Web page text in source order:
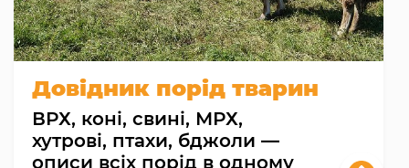
Довідник порід тварин
ВРХ, коні, свині, МРХ,
хутрові, птахи, бджоли —
описи всіх порід в одному